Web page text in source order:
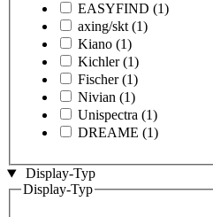
EASYFIND (1)
axing/skt (1)
Kiano (1)
Kichler (1)
Fischer (1)
Nivian (1)
Unispectra (1)
DREAME (1)
Display-Typ
Display-Typ